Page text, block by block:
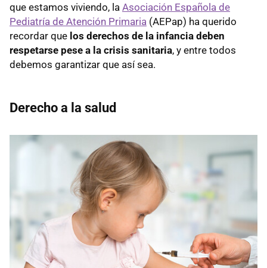
que estamos viviendo, la Asociación Española de
Pediatría de Atención Primaria (AEPap) ha querido
recordar que los derechos de la infancia deben
respetarse pese a la crisis sanitaria, y entre todos
debemos garantizar que así sea.
Derecho a la salud